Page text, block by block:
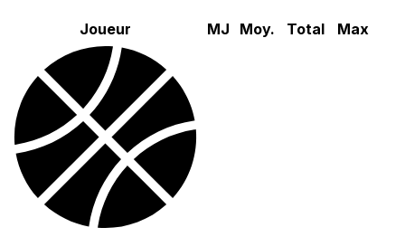
Joueur MJ Moy. Total Max